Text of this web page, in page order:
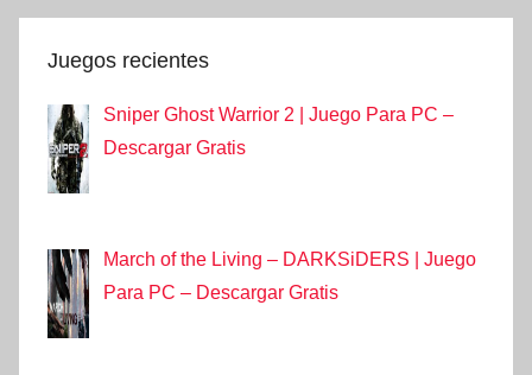
Juegos recientes
Sniper Ghost Warrior 2 | Juego Para PC –
Descargar Gratis
March of the Living – DARKSiDERS | Juego
Para PC – Descargar Gratis